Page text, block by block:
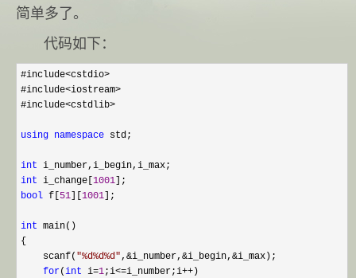
简单多了。
代码如下：
#include<cstdio>
#include<iostream>
#include<cstdlib>
using namespace std;
int
int i_change[ 1001
bool f[ 51 1001 ];
int main()
{
    scanf(
"%d%d%d",&i_number,&i_begin,&i_max);
for(int i=1;i<=i_number;i++ )